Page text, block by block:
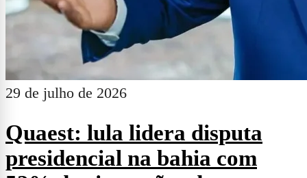
29 de julho de 2026
Quaest: lula lidera disputa
presidencial na bahia com